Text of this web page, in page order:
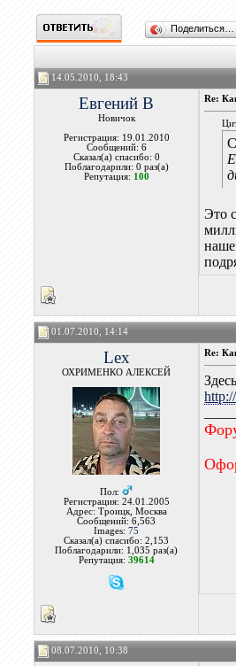
Поделиться…
14.05.2010, 18:43
Евгений В
Новичок
Регистрация: 19.01.2010
Сообщений: 6
Сказал(а) спасибо: 0
Поблагодарили: 0 раз(а)
Репутация: 100
Re:
Это
01.07.2010, 14:14
Lex
ОХРИМЕНКО АЛЕКСЕЙ
Пол:
Регистрация: 24.01.2005
Адрес: Троицк, Москва
Сообщений: 6,563
Images:75
Сказал(а) спасибо: 2,153
Поблагодарили: 1,035 раз(а)
Репутация: 39614
Re:
08.07.2010, 10:38